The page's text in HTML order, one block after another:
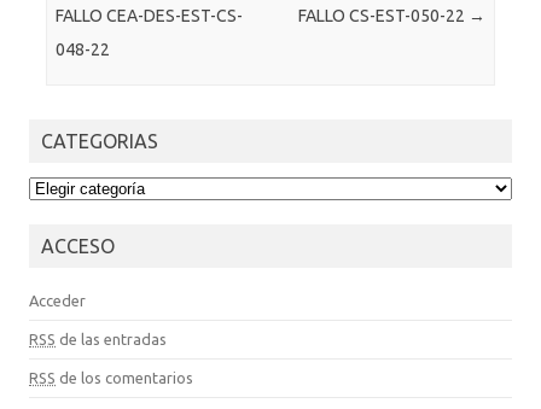
FALLO CEA-DES-EST-CS-
048-22
FALLO CS-EST-050-22 →
CATEGORIAS
CATEGORIAS
ACCESO
Acceder
RSS de las entradas
RSS de los comentarios